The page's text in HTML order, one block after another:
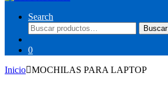
Search
Buscar
por:
Buscar
0
Inicio MOCHILAS PARA LAPTOP